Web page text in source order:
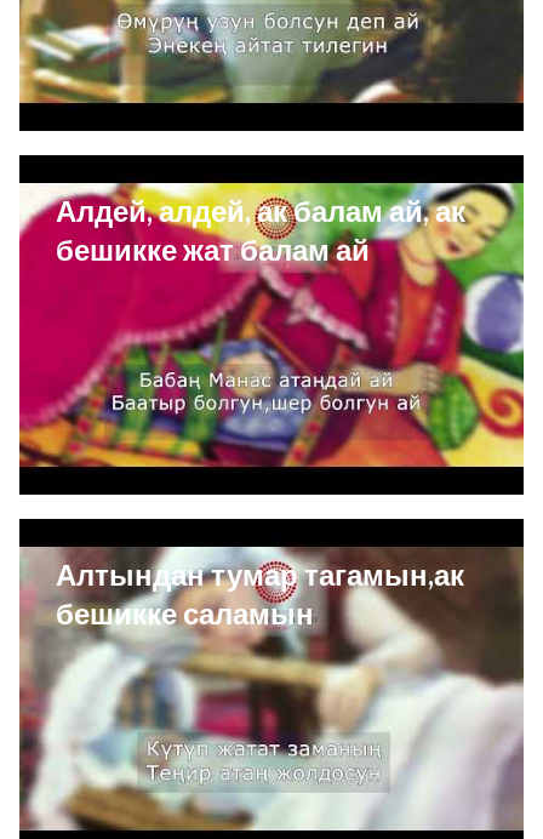
Алдей, алдей, ак балам ай, ак
бешикке жат балам ай
Алтындан тумар тагамын,ак
бешикке саламын